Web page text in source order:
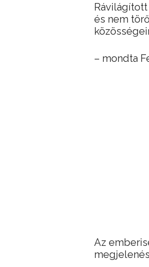
és nem
– mondta
Az